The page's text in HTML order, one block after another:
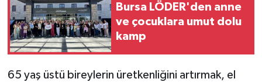
Bursa LÖDER'den anne
ve çocuklara umut dolu
kamp
65 yaş üstü bireylerin üretkenliğini artırmak, el